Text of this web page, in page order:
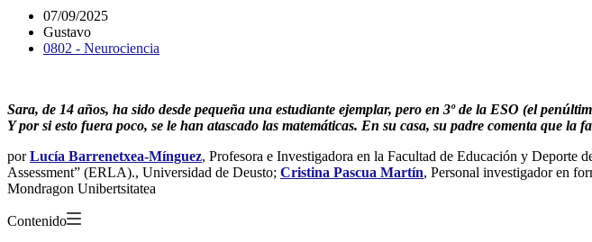
07/09/2025
Gustavo
0802 - Neurociencia
Sara, de 14 años, ha sido desde pequeña una estudiante ejemplar, pero en 3º de la ESO (el
Y por si esto fuera poco, se le han atascado las matemáticas. En su casa, su padre comenta que
porLucía Barrenetxea-Mínguez, Profesora e Investigadora en la Facultad de Educación y
Assessment” (ERLA)., Universidad de Deusto; Cristina Pascua Martín, Personal investigador en
Mondragon Unibertsitatea
Contenido